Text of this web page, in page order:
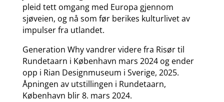
pleid tett omgang med Europa gjennom
sjøveien, og nå som før berikes kulturlivet av
impulser fra utlandet.
Generation Why vandrer videre fra Risør til
Rundetaarn i København mars 2024 og ender
opp i Rian Designmuseum i Sverige, 2025.
Åpningen av utstillingen i Rundetaarn,
København blir 8. mars 2024.